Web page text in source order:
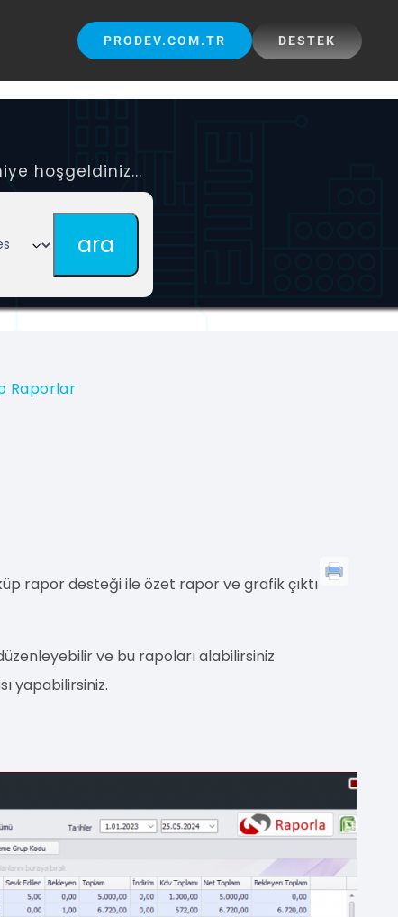
PRODEV.COM.TR DESTEK
hoşgeldiniz...
Raporlar
rapor desteği ile özet rapor ve grafik çıktı
ve bu rapoları alabilirsiniz
yapabilirsiniz.